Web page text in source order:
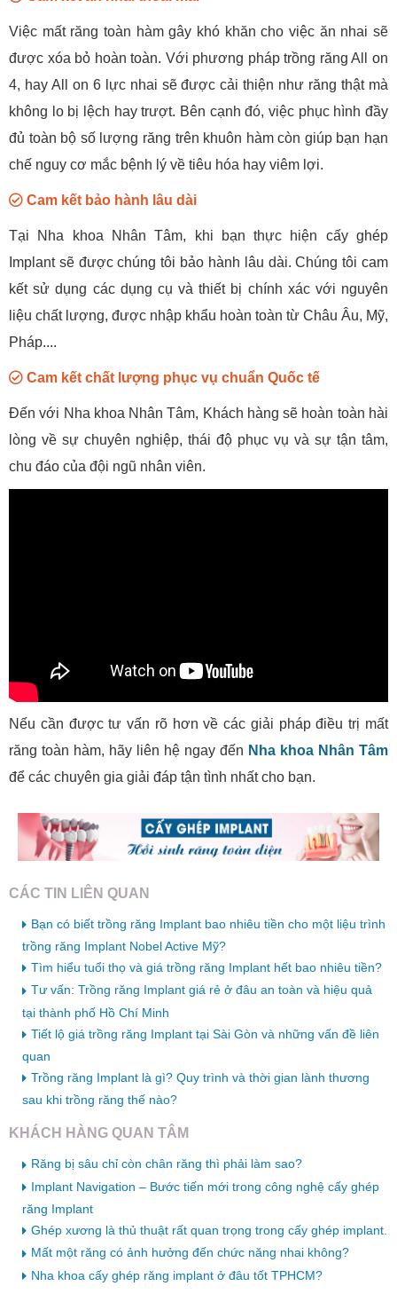
Việc mất răng toàn hàm gây khó khăn cho việc ăn nhai sẽ
được xóa bỏ hoàn toàn. Với phương pháp trồng răng All on
4, hay All on 6 lực nhai sẽ được cải thiện như răng thật mà
không lo bị lệch hay trượt. Bên cạnh đó, việc phục hình đầy
đủ toàn bộ số lượng răng trên khuôn hàm còn giúp bạn hạn
chế nguy cơ mắc bệnh lý về tiêu hóa hay viêm lợi.
Cam kết bảo hành lâu dài
Tại Nha khoa Nhân Tâm, khi bạn thực hiện cấy ghép
Implant sẽ được chúng tôi bảo hành lâu dài. Chúng tôi cam
kết sử dụng các dụng cụ và thiết bị chính xác với nguyên
liệu chất lượng, được nhập khẩu hoàn toàn từ Châu Âu, Mỹ,
Pháp....
Cam kết chất lượng phục vụ chuẩn Quốc tế
Đến với Nha khoa Nhân Tâm, Khách hàng sẽ hoàn toàn hài
lòng về sự chuyên nghiệp, thái độ phục vụ và sự tận tâm,
chu đáo của đội ngũ nhân viên.
Nếu cần được tư vấn rõ hơn về các giải pháp điều trị mất
răng toàn hàm, hãy liên hệ ngay đến Nha khoa Nhân Tâm
để các chuyên gia giải đáp tận tình nhất cho bạn.
CÁC TIN LIÊN QUAN
Bạn có biết trồng răng Implant bao nhiêu tiền cho một liệu trình
trồng răng Implant Nobel Active Mỹ?
Tìm hiểu tuổi thọ và giá trồng răng Implant hết bao nhiêu tiền?
Tư vấn: Trồng răng Implant giá rẻ ở đâu an toàn và hiệu quả
tại thành phố Hồ Chí Minh
Tiết lộ giá trồng răng Implant tại Sài Gòn và những vấn đề liên
quan
Trồng răng Implant là gì? Quy trình và thời gian lành thương
sau khi trồng răng thế nào?
KHÁCH HÀNG QUAN TÂM
Răng bị sâu chỉ còn chân răng thì phải làm sao?
Implant Navigation – Bước tiến mới trong công nghệ cấy ghép
răng Implant
Ghép xương là thủ thuật rất quan trọng trong cấy ghép implant.
Mất một răng có ảnh hưởng đến chức năng nhai không?
Nha khoa cấy ghép răng implant ở đâu tốt TPHCM?